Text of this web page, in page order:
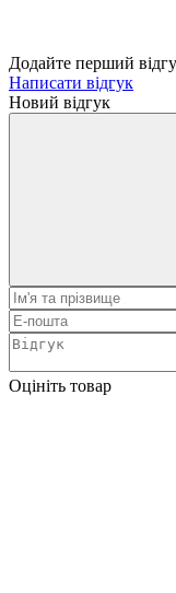
Додайте перший
Написати відгук
Новий відгук
Оцініть товар